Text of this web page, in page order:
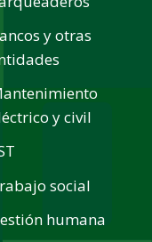
y otras
y civil
social
humana